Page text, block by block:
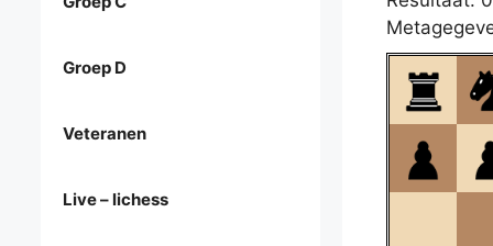
Groep D
Veteranen
Live – lichess